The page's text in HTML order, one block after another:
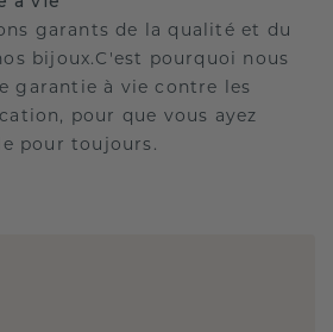
garants de la qualité et du
bijoux.C'est pourquoi nous
garantie à vie contre les
pour que vous ayez
pour toujours.